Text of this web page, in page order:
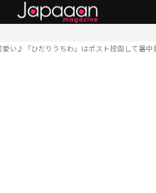
愛い♪「ひだりうちわ」はポスト投函して暑